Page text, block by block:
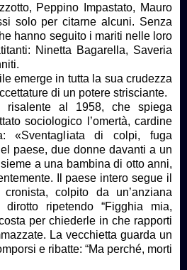
Peppino Impastato, Mauro
solo per citarne alcuni. Senza
hanno seguito i mariti nelle loro
Ninetta Bagarella, Saveria
emerge in tutta la sua crudezza
di un potere strisciante.
risalente al 1958, che spiega
sociologico l’omertà, cardine
«Sventagliata di colpi, fuga
paese, due donne davanti a un
a una bambina di otto anni,
Il paese intero segue il
colpito da un’anziana
ripetendo “Figghia mia,
per chiederle in che rapporti
La vecchietta guarda un
e ribatte: “Ma perché, morti